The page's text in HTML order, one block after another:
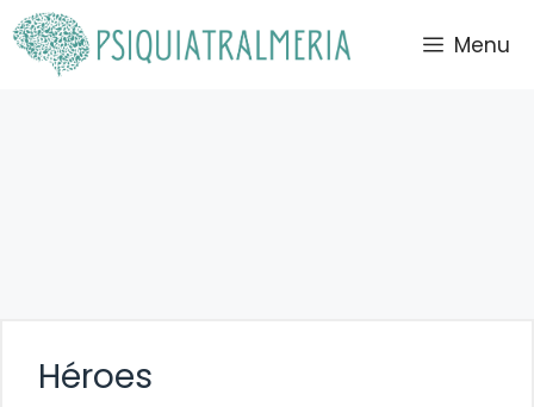
Saltar
al
contenido
Menu
Héroes